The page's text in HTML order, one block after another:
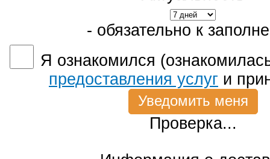
- обязательно к
Я ознакомился
предоставления услуг и
Проверка...